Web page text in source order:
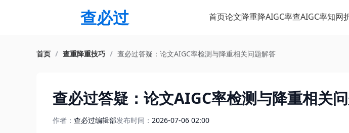
查必过 首页论文降重降AIGC率查AIGC率知网
首页 / 查重降重技巧 / 查必过答疑：论文AIGC率检测与降重相关问题解答
查必过答疑：论文AIGC率检测与降重相关
作者： 查必过编辑部发布时间： 2026-07-06 02:00